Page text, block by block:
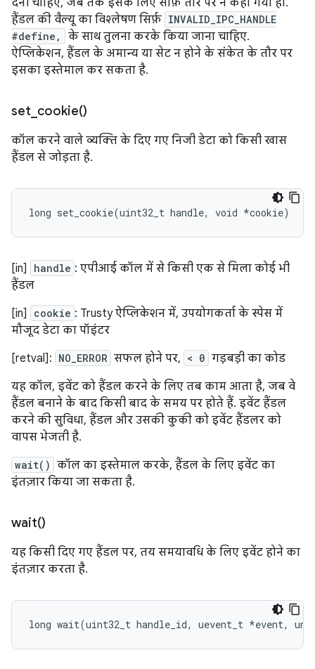
देनी चाहिए, जब तक इसके लिए साफ़ तौर पर न कहा गया हो.
हैंडल की वैल्यू का विश्लेषण सिर्फ़ INVALID_IPC_HANDLE
#define,
के साथ तुलना करके किया जाना चाहिए.
ऐप्लिकेशन, हैंडल के अमान्य या सेट न होने के संकेत के तौर पर
इसका इस्तेमाल कर सकता है.
set_cookie()
कॉल करने वाले व्यक्ति के दिए गए निजी डेटा को किसी खास
हैंडल से जोड़ता है.
long set_cookie(uint32_t handle, void *cookie)
[in] handle : एपीआई कॉल में से किसी एक से मिला कोई भी
हैंडल
[in]
cookie : Trusty ऐप्लिकेशन में, उपयोगकर्ता के स्पेस में
मौजूद डेटा का पॉइंटर
[retval]: NO_ERROR सफल होने पर, < 0 गड़बड़ी का कोड
यह कॉल, इवेंट को हैंडल करने के लिए तब काम आता है, जब वे
हैंडल बनाने के बाद किसी बाद के समय पर होते हैं. इवेंट हैंडल
करने की सुविधा, हैंडल और उसकी कुकी को इवेंट हैंडलर को
वापस भेजती है.
wait() कॉल का इस्तेमाल करके, हैंडल के लिए इवेंट का
इंतज़ार किया जा सकता है.
wait()
यह किसी दिए गए हैंडल पर, तय समयावधि के लिए इवेंट होने का
इंतज़ार करता है.
long wait(uint32_t handle_id, uevent_t *event,